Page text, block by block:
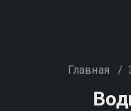
Главная /